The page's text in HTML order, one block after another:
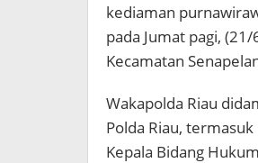
kediaman
pada Jumat pagi,
Kecamatan
Wakapolda Riau
Polda Riau,
Kepala Bidang